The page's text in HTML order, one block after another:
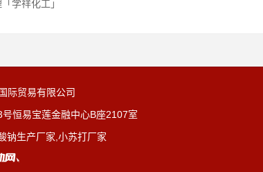
学祥化工」
际贸易有限公司
恒易宝莲金融中心B座2107室
钠生产厂家,小苏打厂家